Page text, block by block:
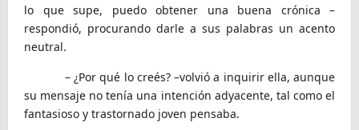
lo que supe, puedo obtener una buena crónica –
respondió, procurando darle a sus palabras un acento
neutral.
– ¿Por qué lo creés? –volvió a inquirir ella, aunque
su mensaje no tenía una intención adyacente, tal como el
fantasioso y trastornado joven pensaba.